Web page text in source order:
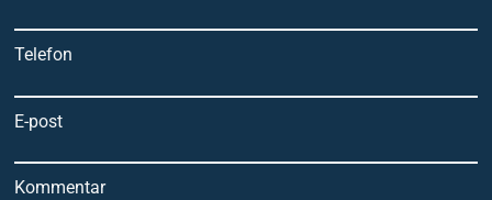
Telefon
E-post
Kommentar